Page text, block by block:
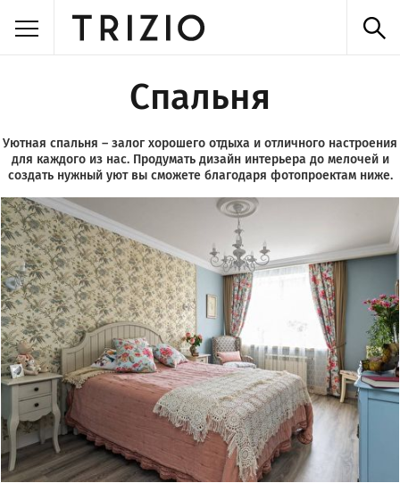
Спальня
Уютная спальня – залог хорошего отдыха и отличного настроения
для каждого из нас. Продумать дизайн интерьера до мелочей и
создать нужный уют вы сможете благодаря фотопроектам ниже.